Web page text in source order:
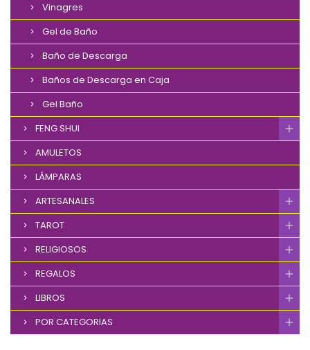
Vinagres
Gel de Baño
Baño de Descarga
Baños de Descarga en Caja
Gel Baño
FENG SHUI
AMULETOS
LÁMPARAS
ARTESANALES
TAROT
RELIGIOSOS
REGALOS
LIBROS
POR CATEGORIAS